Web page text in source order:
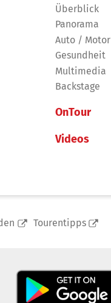
Überblick
Panorama
Auto / Motor
Gesundheit
Multimedia
Backstage
OnTour
Videos
Tourentipps